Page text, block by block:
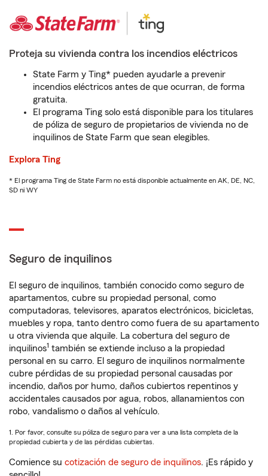
Proteja su vivienda contra los incendios eléctricos
State Farm y Ting* pueden ayudarle a prevenir
incendios eléctricos antes de que ocurran, de forma
gratuita.
El programa Ting solo está disponible para los titulares
de póliza de seguro de propietarios de vivienda no de
inquilinos de State Farm que sean elegibles.
Explora Ting
* El programa Ting de State Farm no está disponible actualmente en AK, DE, NC,
SD ni WY
Seguro de inquilinos
El seguro de inquilinos, también conocido como seguro de
apartamentos, cubre su propiedad personal, como
computadoras, televisores, aparatos electrónicos, bicicletas,
muebles y ropa, tanto dentro como fuera de su apartamento
u otra vivienda que alquile. La cobertura del seguro de
inquilinos1 también se extiende incluso a la propiedad
personal en su carro. El seguro de inquilinos normalmente
cubre pérdidas de su propiedad personal causadas por
incendio, daños por humo, daños cubiertos repentinos y
accidentales causados por agua, robos, allanamientos con
robo, vandalismo o daños al vehículo.
1. Por favor, consulte su póliza de seguro para ver a una lista completa de la
propiedad cubierta y de las pérdidas cubiertas.
Comience su cotización de seguro de inquilinos. ¡Es rápido y